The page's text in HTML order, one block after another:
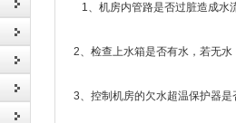
1、机房内管路是否过脏造成水
2、检查上水箱是否有水，若无
3、控制机房的欠水超温保护器